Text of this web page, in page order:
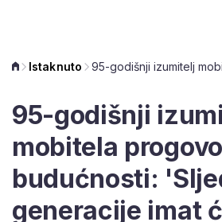
Istaknuto
95-godišnji
mobitela
budućnosti:
generacije imat